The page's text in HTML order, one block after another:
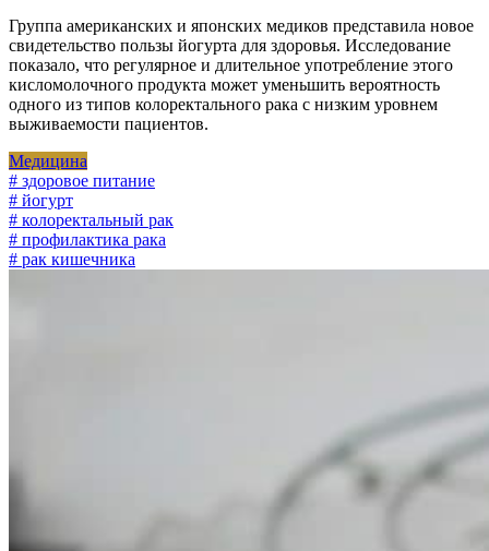
Группа американских и японских медиков представила новое
свидетельство пользы йогурта для здоровья. Исследование
показало, что регулярное и длительное употребление этого
кисломолочного продукта может уменьшить вероятность
одного из типов колоректального рака с низким уровнем
выживаемости пациентов.
Медицина
# здоровое питание
# йогурт
# колоректальный рак
# профилактика рака
# рак кишечника